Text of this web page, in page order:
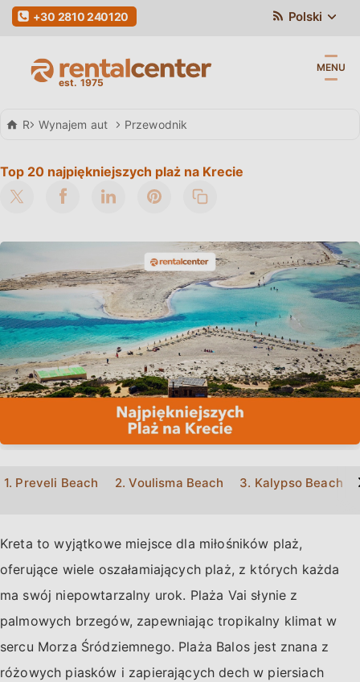
Polski
+30 2810 240120
MENU
Rental Center Crete
Wynajem aut Przewodnik
Top 20 najpiękniejszych plaż na Krecie
1. Preveli Beach 2. Voulisma Beach 3. Kalypso Beach
Kreta to wyjątkowe miejsce dla miłośników plaż,
oferujące wiele oszałamiających plaż, z których każda
ma swój niepowtarzalny urok. Plaża Vai słynie z
palmowych brzegów, zapewniając tropikalny klimat w
sercu Morza Śródziemnego. Plaża Balos jest znana z
różowych piasków i zapierających dech w piersiach